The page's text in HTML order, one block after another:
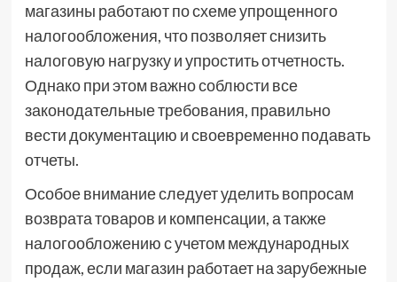
магазины работают по схеме упрощенного
налогообложения, что позволяет снизить
налоговую нагрузку и упростить отчетность.
Однако при этом важно соблюсти все
законодательные требования, правильно
вести документацию и своевременно подавать
отчеты.
Особое внимание следует уделить вопросам
возврата товаров и компенсации, а также
налогообложению с учетом международных
продаж, если магазин работает на зарубежные